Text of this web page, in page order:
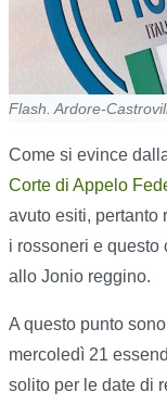
Flash. Ardore-
Come si evince
Corte di Appelo
avuto esiti, pertanto
i rossoneri e questo
allo Jonio reggino.
A questo punto
mercoledì 21
solito per le date di